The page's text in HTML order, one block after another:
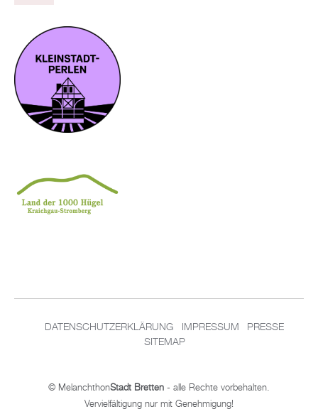
DA­TEN­SCHUT­Z­ER­KLÄ­RUNG IM­PRES­SUM
PRES­SE
SITEMAP
© Me­lan­chthonStadt Brett­en - alle Rech­te vor­be­hal­ten.
Ver­viel­fäl­ti­gung nur mit Ge­neh­mi­gung!